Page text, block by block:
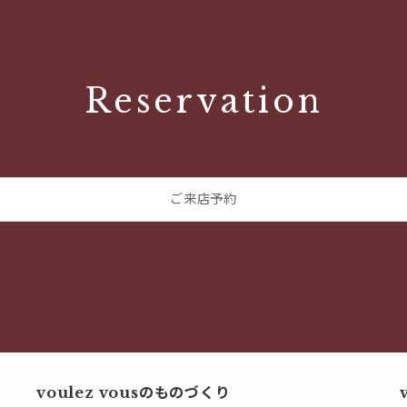
Reservation
ご来店予約
voulez vousのものづくり